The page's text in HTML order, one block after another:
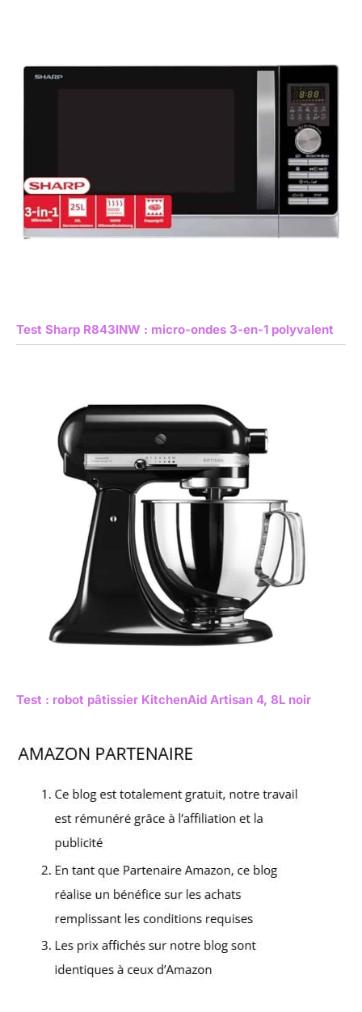
Test Sharp R843INW : micro-ondes 3-en-1 polyvalent
Test : robot pâtissier KitchenAid Artisan 4, 8L noir